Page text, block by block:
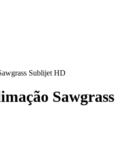
Sublijet HD
Sawgrass